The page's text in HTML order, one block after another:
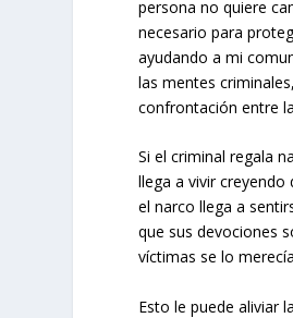
persona no quiere
necesario para
ayudando a mi
las mentes
confrontación entre
Si el criminal regala
llega a vivir
el narco llega a
que sus devociones
víctimas se lo
Esto le puede aliviar